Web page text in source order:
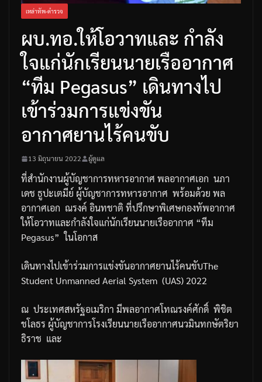
เหล่าทัพ-ตำรวจ
ผบ.ทอ.ให้โอวาทและ กำลัง
ใจแก่นักเรียนนายเรืออากาศ
“ทีม Pegasus” เดินทางไป
เข้าร่วมการแข่งขัน
อากาศยานไร้คนขับ
13 มิถุนายน 2022 ผู้ดูแล
ที่สำนักงานผู้บัญชาการทหารอากาศ พลอากาศเอก นภา
เดช ธูปะเตมีย์ ผู้บัญชาการทหารอากาศ พร้อมด้วย พล
อากาศเอก ณรงค์ อินทชาติ ที่ปรึกษาพิเศษกองทัพอากาศ
ให้โอวาทและกำลังใจแก่นักเรียนนายเรืออากาศ “ทีม
Pegasus” ในโอกาส
เดินทางไปเข้าร่วมการแข่งขันอากาศยานไร้คนขับThe
Student Unmanned Aerial System (UAS) 2022
ณ ประเทศสหรัฐอเมริกา มีพลอากาศโทณรงค์ศักดิ์ พิชิต
ชโลธร ผู้บัญชาการโรงเรียนนายเรืออากาศนวมินทกษัตริยา
ธิราช และ